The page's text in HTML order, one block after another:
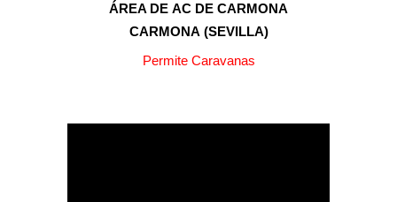
ÁREA DE AC DE CARMONA
CARMONA (SEVILLA)
Permite Caravanas